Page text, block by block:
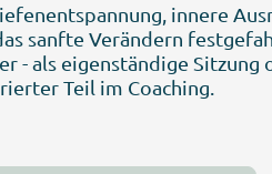
innere
sanfte Verändern
- als eigenständige Sitzung
Teil im Coaching.